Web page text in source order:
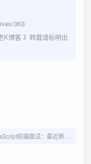
363/
K博客 》转载请标明出